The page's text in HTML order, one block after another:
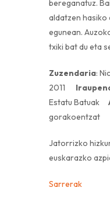
bereganatuz.
aldatzen hasiko
egunean.
txiki bat du eta
Zuzendaria:
2011
Estatu Batuak
gorakoentzat
Jatorrizko
euskarazko
Sarrerak